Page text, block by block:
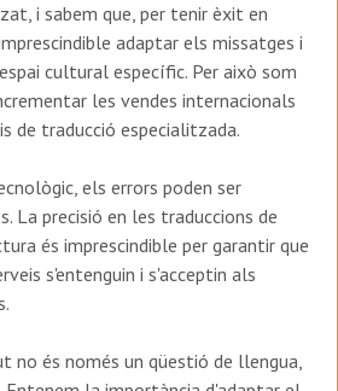
i sabem que, per tenir èxit en
adaptar els missatges i
cultural específic. Per això som
les vendes internacionals
de traducció especialitzada.
els errors poden ser
La precisió en les traduccions de
és imprescindible per garantir que
s'entenguin i s'acceptin als
no és només un qüestió de llengua,